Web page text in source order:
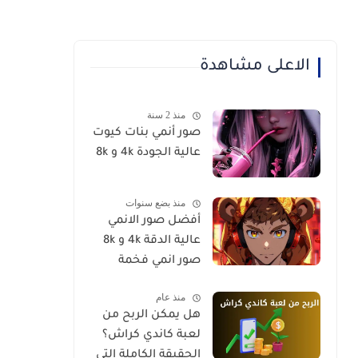
الاعلى مشاهدة
منذ 2 سنة
صور أنمي بنات كيوت
عالية الجودة 4k و 8k
منذ بضع سنوات
أفضل صور الانمي
عالية الدقة 4k و 8k
صور انمي فخمة
منذ عام
هل يمكن الربح من
لعبة كاندي كراش؟